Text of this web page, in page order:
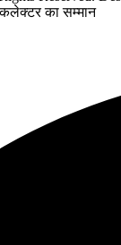
का सम्मान